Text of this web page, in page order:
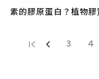
素的膠原蛋白？植物膠
3 4